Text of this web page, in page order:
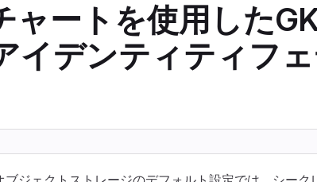
ャートを使用した
イデンティティフ